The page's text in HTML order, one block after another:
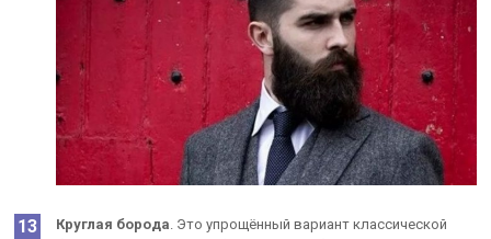
Круглая борода. Это упрощённый вариант классической